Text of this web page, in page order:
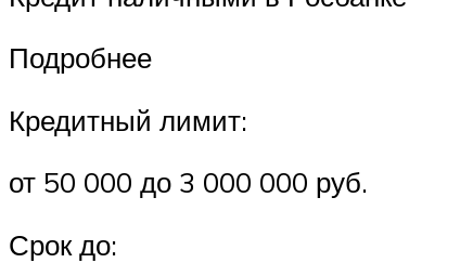
Подробнее
Кредитный лимит:
от 50 000 до 3 000 000 руб.
Срок до: